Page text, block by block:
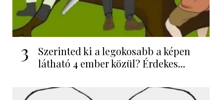
3
Szerinted ki a legokosabb a képen
látható 4 ember közül? Érdekes...